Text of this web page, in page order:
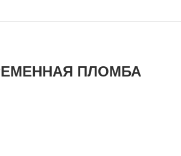
ПЛОМБА